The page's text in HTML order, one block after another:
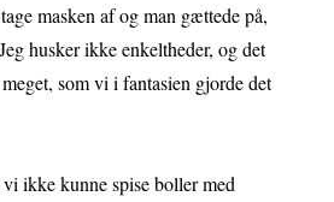
masken af og man gættede på,
husker ikke enkeltheder, og det
som vi i fantasien gjorde det
ikke kunne spise boller med